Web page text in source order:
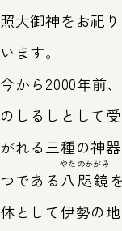
照大御神をお祀
います。
今から2000年前
のしるしとして
がれる三種の神
つである八咫鏡
やたのかがみ
体として伊勢の